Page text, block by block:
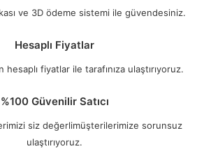
ve 3D ödeme sistemi ile güvendesiniz.
Hesaplı Fiyatlar
fiyatlar ile tarafınıza ulaştırıyoruz.
%100 Güvenilir Satıcı
siz değerlimüşterilerimize sorunsuz
ulaştırıyoruz.